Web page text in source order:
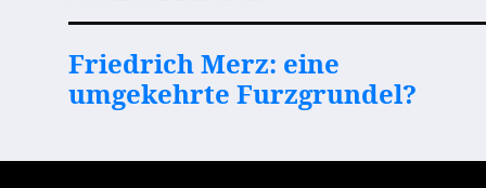
Friedrich Merz: eine
umgekehrte Furzgrundel?